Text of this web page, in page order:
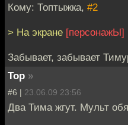
Кому: Топтыжка, #2
> На экране [персонажЫ]
Забывает, забывает
Тор »
#6 | 23.06.09 23:56
Два Тима жгут. Мульт